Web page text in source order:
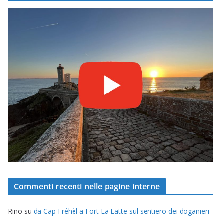
Commenti recenti nelle pagine interne
Rino su da Cap Fréhèl a Fort La Latte sul sentiero dei doganieri